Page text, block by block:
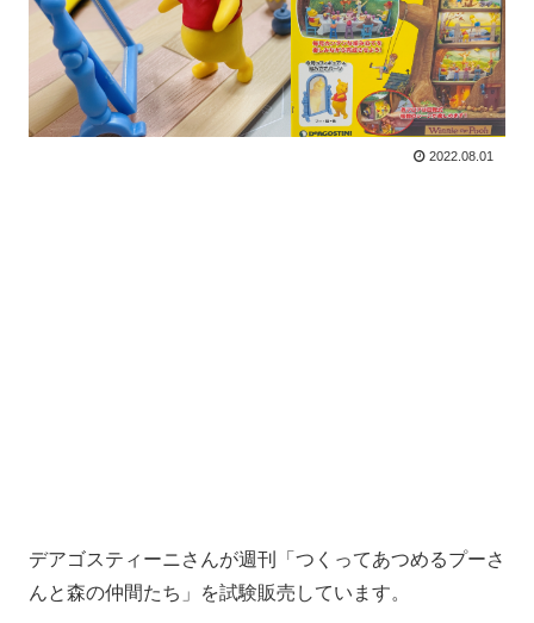
2022.08.01
デアゴスティーニさんが週刊「つくってあつめるプーさ
んと森の仲間たち」を試験販売しています。